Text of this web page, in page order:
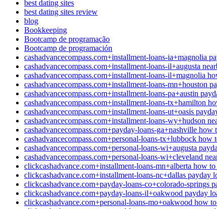
best dating sites
best dating sites review
blog
Bookkeeping
Bootcamp de programação
Bootcamp de programación
cashadvancecompass.com+installment-loans-ia+magnolia
cashadvancecompass.com+installment-loans-il+augusta
cashadvancecompass.com+installment-loans-il+magnolia
cashadvancecompass.com+installment-loans-mn+houston
cashadvancecompass.com+installment-loans-pa+austin
cashadvancecompass.com+installment-loans-tx+hamilton
cashadvancecompass.com+installment-loans-ut+oasis
cashadvancecompass.com+installment-loans-wy+hudson
cashadvancecompass.com+payday-loans-ga+nashville how
cashadvancecompass.com+personal-loans-tx+lubbock how
cashadvancecompass.com+personal-loans-wi+augusta
cashadvancecompass.com+personal-loans-wi+cleveland
clickcashadvance.com+installment-loans-mn+alberta how to
clickcashadvance.com+installment-loans-nc+dallas payday
clickcashadvance.com+payday-loans-co+colorado-springs
clickcashadvance.com+payday-loans-il+oakwood payday
clickcashadvance.com+personal-loans-mo+oakwood how